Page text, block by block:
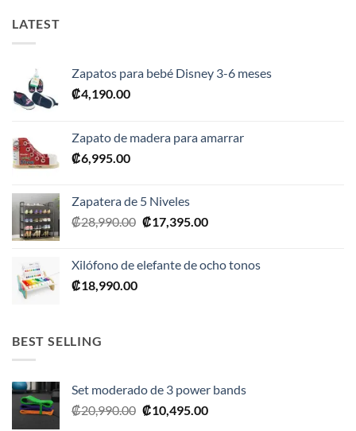
LATEST
Zapatos para bebé Disney 3-6 meses
₡4,190.00
Zapato de madera para amarrar
₡6,995.00
Zapatera de 5 Niveles
₡28,990.00 El
era:
₡17,395.00El
es:
Xilófono de elefante de ocho tonos
₡18,990.00
BEST SELLING
Set moderado de 3 power bands
₡20,990.00 El
₡10,495.00El